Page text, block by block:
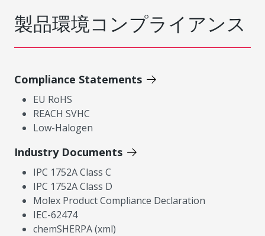
製品環境コンプライアンス
Compliance Statements
EU RoHS
REACH SVHC
Low-Halogen
Industry Documents
IPC 1752A Class C
IPC 1752A Class D
Molex Product Compliance Declaration
IEC-62474
chemSHERPA (xml)